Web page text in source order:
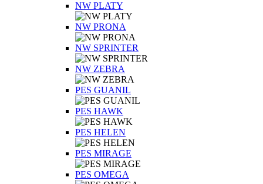
NW PLATY
NW PRONA
NW SPRINTER
NW ZEBRA
PES GUANIL
PES HAWK
PES HELEN
PES MIRAGE
PES OMEGA